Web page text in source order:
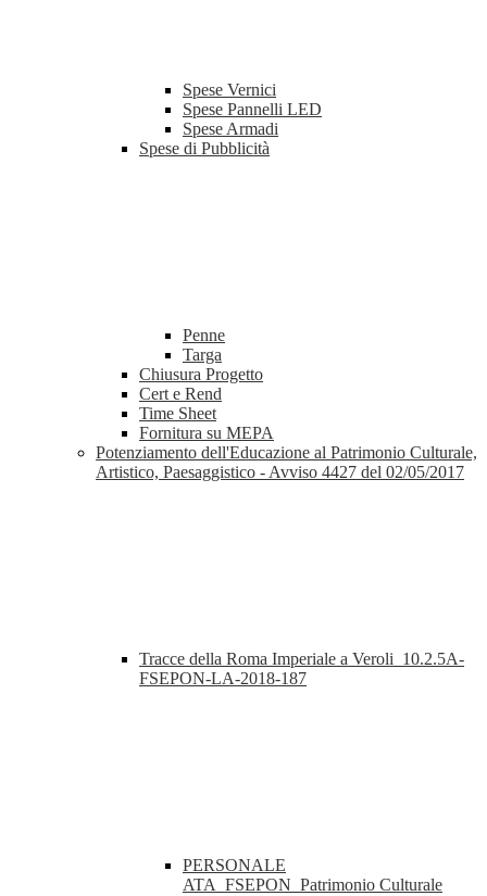
Spese Vernici
Spese Pannelli LED
Spese Armadi
Spese di Pubblicità
Penne
Targa
Chiusura Progetto
Cert e Rend
Time Sheet
Fornitura su MEPA
Potenziamento dell'Educazione al Patrimonio Culturale,
Artistico, Paesaggistico - Avviso 4427 del 02/05/2017
Tracce della Roma Imperiale a Veroli_10.2.5A-
FSEPON-LA-2018-187
PERSONALE
ATA_FSEPON_Patrimonio Culturale